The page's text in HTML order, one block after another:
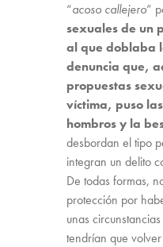
“acoso callejero”
sexuales de un
al que doblaba
denuncia que,
propuestas
víctima, puso
hombros y la
desbordan el tipo
integran un delito
De todas formas,
protección por
unas
tendrían que